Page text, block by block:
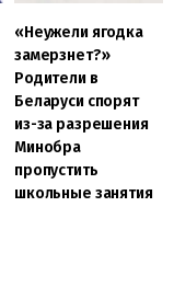
«Неужели ягодка
замерзнет?»
Родители в
Беларуси спорят
из-за разрешения
Минобра
пропустить
школьные занятия